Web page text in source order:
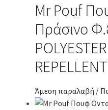
Mr Pouf
Πράσινο
REPELLENT
Άμεση παραλαβή /